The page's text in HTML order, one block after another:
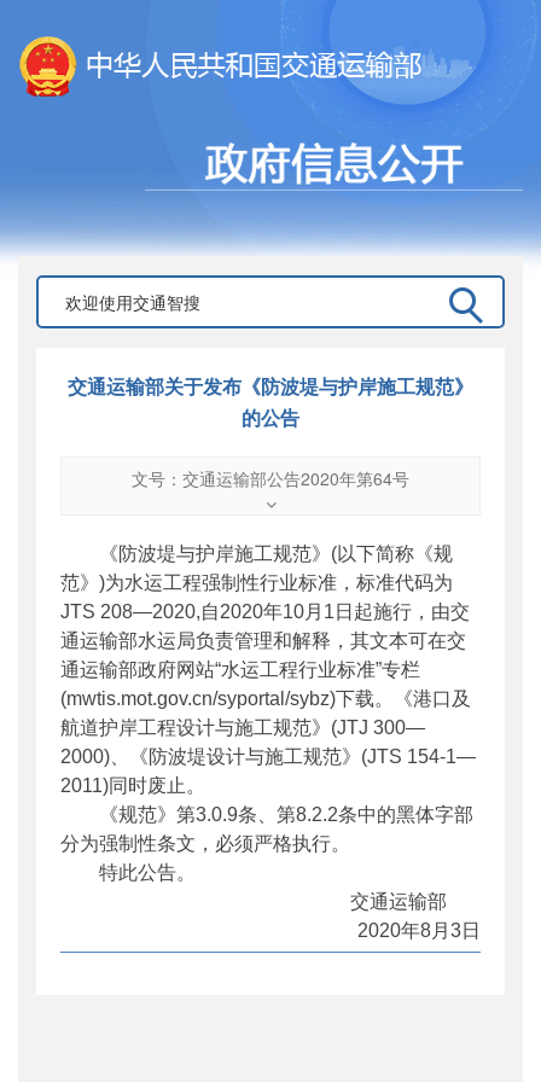
交通运输部关于发布《防波堤与护岸施工规范》
的公告
文号：交通运输部公告2020年第64号
交通运输部公告2020年第64号
公开日期： 2020年08月28日
主题词：
防波堤;护岸;施工规范;公告
机构分类：水运局
主题分类：标准
公文类型：部公告通告
《防波堤与护岸施工规范》(以下简称《规
范》)为水运工程强制性行业标准，标准代码为
JTS 208—2020,自2020年10月1日起施行，由交
通运输部水运局负责管理和解释，其文本可在交
通运输部政府网站“水运工程行业标准”专栏
(mwtis.mot.gov.cn/syportal/sybz)下载。《港口及
航道护岸工程设计与施工规范》(JTJ 300—
2000)、《防波堤设计与施工规范》(JTS 154-1—
2011)同时废止。
《规范》第3.0.9条、第8.2.2条中的黑体字部
分为强制性条文，必须严格执行。
特此公告。
交通运输部
2020年8月3日